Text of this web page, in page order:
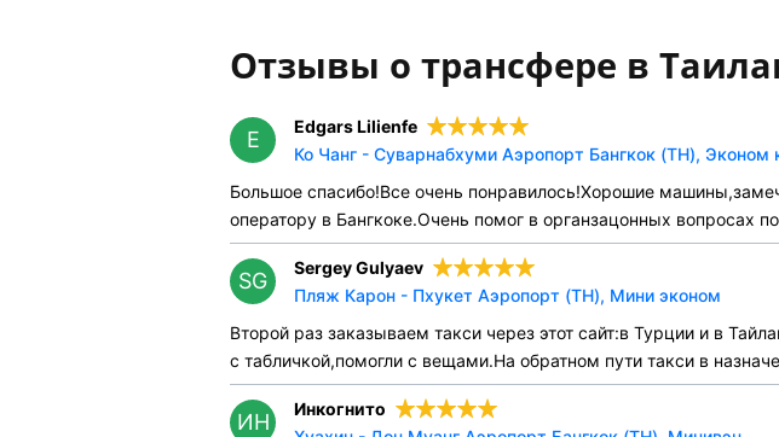
Отзывы о трансфере в
E
Edgars Lilienfe
Ко Чанг - Суварнабхуми Аэропорт Бангкок (TH), Эконом
Большое спасибо!Все очень понравилось!Хорошие
оператору в Бангкоке.Очень помог в органзацонных вопросах
SG
Sergey Gulyaev
Пляж Карон - Пхукет Аэропорт (TH), Мини эконом
Второй раз заказываем такси через этот сайт:в Турции и в
с табличкой,помогли с вещами.На обратном пути такси в
ИН
Инкогнито